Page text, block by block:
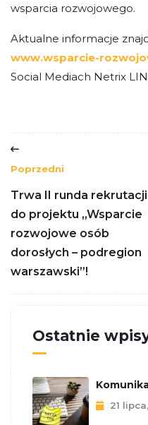
wsparcia rozwojowego.
Aktualne informacje
www.wsparcie-
Social Mediach Netrix
Poprzedni
Trwa II runda rekrutacji
do projektu „Wsparcie
rozwojowe osób
dorosłych – podregion
warszawski”!
Ostatnie
21